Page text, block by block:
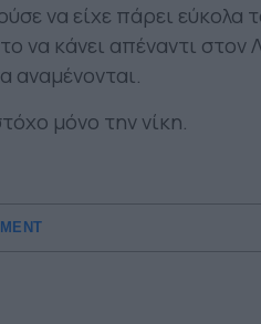
να είχε πάρει εύκολα
να κάνει απέναντι στον
αναμένονται.
μόνο την νίκη.